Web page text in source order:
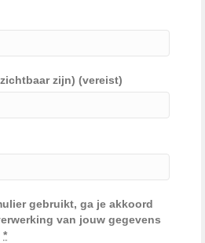
zijn) (vereist)
gebruikt, ga je akkoord
van jouw gegevens
*